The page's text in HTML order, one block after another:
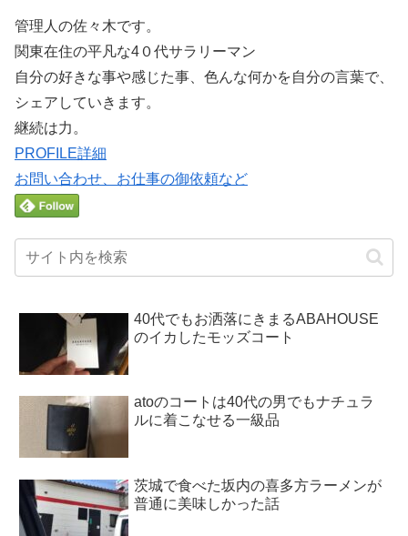
管理人の佐々木です。
関東在住の平凡な4０代サラリーマン
自分の好きな事や感じた事、色んな何かを自分の言葉で、
シェアしていきます。
継続は力。
PROFILE詳細
お問い合わせ、お仕事の御依頼など
40代でもお洒落にきまるABAHOUSE
のイカしたモッズコート
atoのコートは40代の男でもナチュラ
ルに着こなせる一級品
茨城で食べた坂内の喜多方ラーメンが
普通に美味しかった話